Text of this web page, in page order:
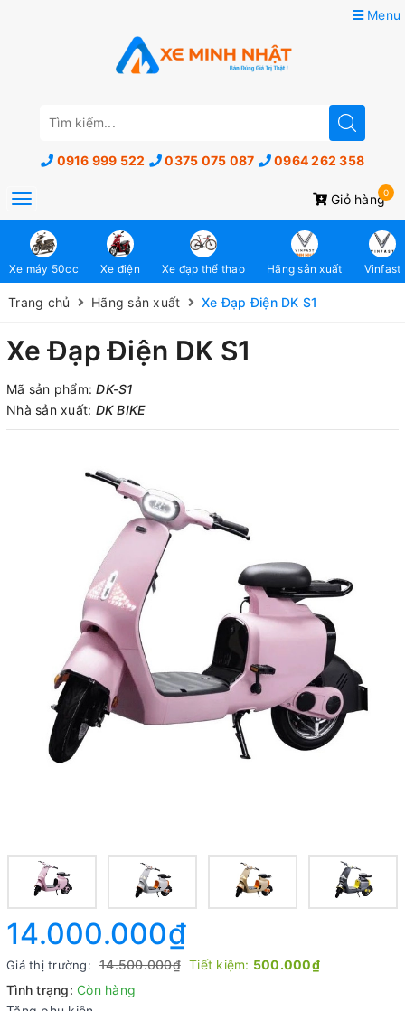
Menu
0916 999 522 0375 075 087 0964 262 358
Giỏ hàng0
Toggle
navigation
Xe máy 50cc Xe điện Xe đạp thể thao Hãng sản xuất Vinfast
Trang chủ Hãng sản xuất Xe Đạp Điện DK S1
Xe Đạp Điện DK S1
Mã sản phẩm:DK-S1
Nhà sản xuất: DK BIKE
14.000.000₫
Giá thị trường: 14.500.000₫ Tiết kiệm: 500.000₫
Tình trạng: Còn hàng